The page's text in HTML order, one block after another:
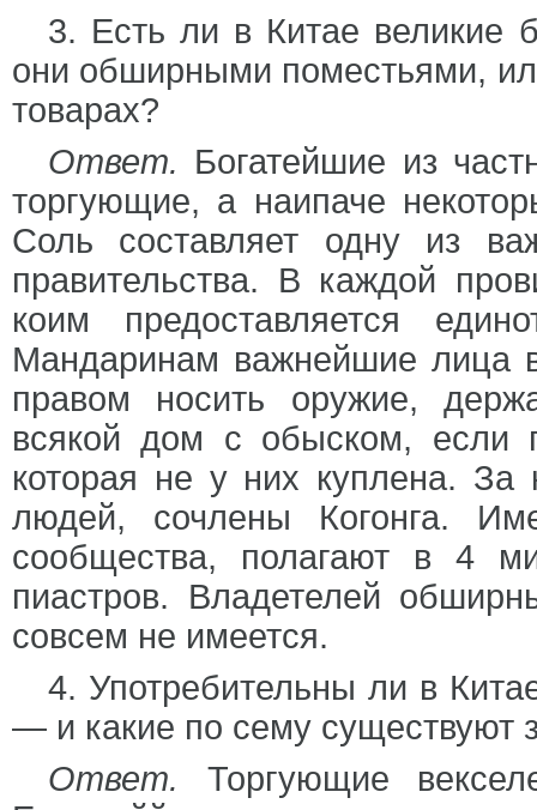
3. Есть ли в Китае великие
они обширными поместьями,
товарах?
Ответ. Богатейшие из
торгующие, а наипаче
Соль составляет одну из
правительства. В каждой
коим предоставляется
Мандаринам важнейшие лица
правом носить оружие,
всякой дом с обыском, если
которая не у них куплена. За
людей, сочлены Когонга.
сообщества, полагают в 4
пиастров. Владетелей
совсем не имеется.
4. Употребительны ли в
— и какие по сему существуют
Ответ. Торгующие